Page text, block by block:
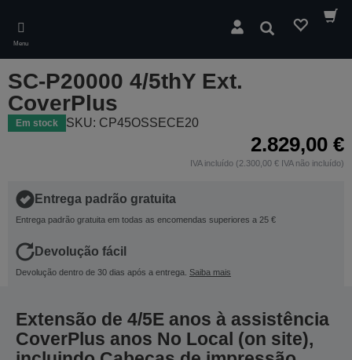
main
content
Menu
Pesquisar
SC-P20000 4/5thY Ext.
CoverPlus
Em stock SKU: CP45OSSECE20
2.829,00 €
IVA incluído (2.300,00 € IVA não incluído)
Entrega padrão gratuita
Entrega padrão gratuita em todas as encomendas superiores a 25 €
Devolução fácil
Devolução dentro de 30 dias após a entrega. Saiba mais
Extensão de 4/5E anos à assistência
CoverPlus anos No Local (on site),